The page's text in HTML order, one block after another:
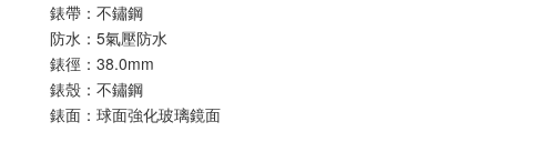
錶帶：不鏽鋼
防水：5氣壓防水
錶徑：38.0mm
錶殼：不鏽鋼
錶面：球面強化玻璃鏡面